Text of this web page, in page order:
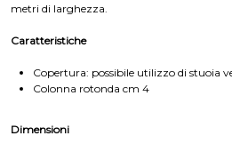
metri di larghezza.
Caratteristiche
Copertura: possibile utilizzo di stuoia
Colonna rotonda cm 4
Dimensioni